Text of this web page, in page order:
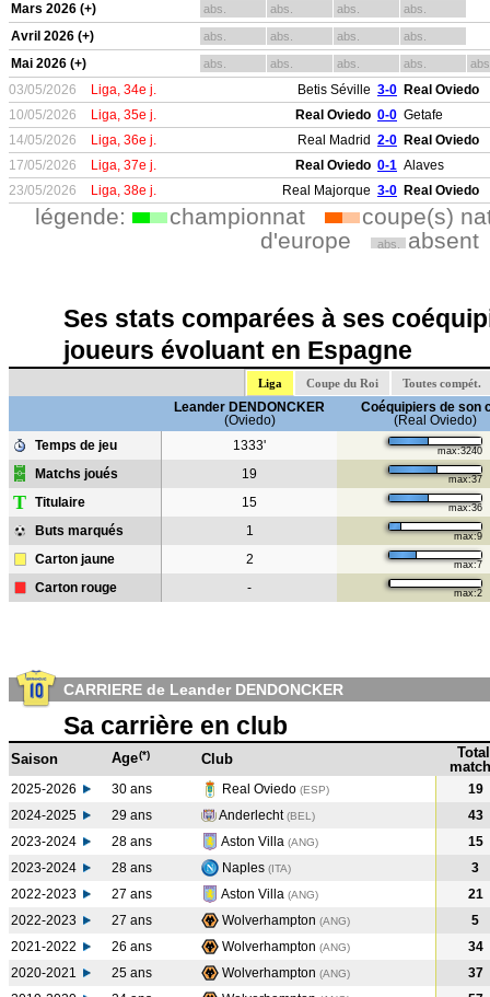
Mars 2026 (+) abs. abs. abs. abs.
Avril 2026 (+) abs. abs. abs. abs.
Mai 2026 (+) abs. abs. abs. abs.
03/05/2026 Liga, 34e j. Betis Séville 3-0 Real Oviedo
10/05/2026
Liga, 35e j. Real Oviedo 0-0 Getafe
14/05/2026
Liga, 36e j. Real Madrid 2-0 Real Oviedo
17/05/2026
Liga, 37e j. Real Oviedo 0-1 Alaves
23/05/2026
Liga, 38e j. Real Majorque 3-0 Real Oviedo
légende: championnat
coupe(s)
d'europe
abs. absent
Ses stats comparées à ses
joueurs évoluant en Espagne
Liga Coupe du Roi Toutes compét.
Leander DENDONCKER
(Oviedo)
Coéquipiers de son
(Real Oviedo)
Temps de jeu
1333' max:3240
Matchs joués 19 max:37
T Titulaire 15 max:36
Buts marqués 1 max:9
Carton jaune 2 max:7
Carton rouge - max:2
CARRIERE de Leander DENDONCKER
Sa carrière en club
Saison Age(*) Club
Total
2025-2026 30 ans Real Oviedo (ESP)
19
2024-2025
29 ans Anderlecht(BEL )
43
2023-2024
28 ans Aston Villa (ANG)
15
2023-2024
28 ans Naples (ITA)
3
2022-2023
27 ans Aston Villa (ANG)
21
2022-2023
27 ans Wolverhampton (ANG)
5
2021-2022
26 ans Wolverhampton (ANG)
34
2020-2021
25 ans Wolverhampton (ANG)
37